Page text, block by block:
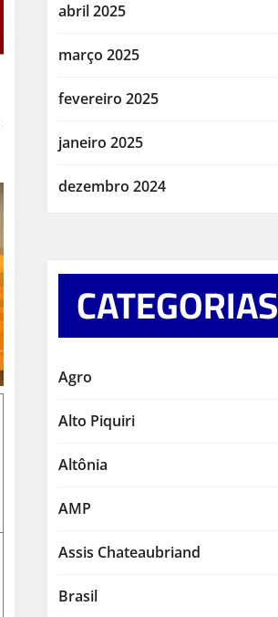
abril 2025
março 2025
fevereiro 2025
janeiro 2025
dezembro 2024
CATEGORIAS
Agro
Alto Piquiri
Altônia
AMP
Assis Chateaubriand
Brasil